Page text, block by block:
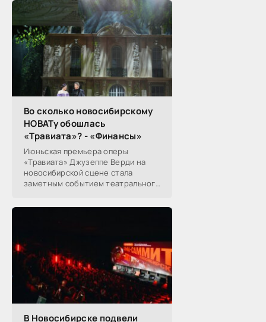
Во сколько новосибирскому
НОВАТу обошлась
«Травиата»? - «Финансы»
Июньская премьера оперы
«Травиата» Джузеппе Верди на
новосибирской сцене стала
заметным событием театрального
Посетители НОВАТа, с которыми
В Новосибирске подвели